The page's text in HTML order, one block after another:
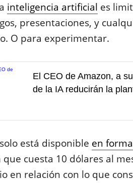
inteligencia artificial es
presentaciones, y
O para experimentar.
El CEO de Amazon, a
de la IA reducirán la
solo está disponible en
que cuesta 10 dólares al
en relación con lo que